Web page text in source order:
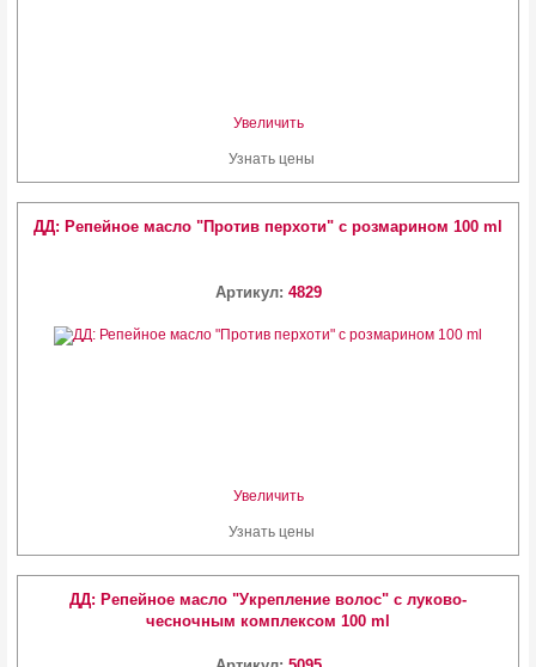
Увеличить
Узнать цены
ДД: Репейное масло "Против перхоти" с розмарином 100 ml
Артикул: 4829
Увеличить
Узнать цены
ДД: Репейное масло "Укрепление волос" с луково-
чесночным комплексом 100 ml